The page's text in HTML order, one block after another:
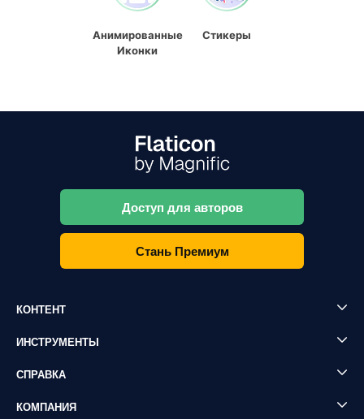
Анимированные
Иконки
Стикеры
Доступ для авторов
Стань Премиум
КОНТЕНТ
ИНСТРУМЕНТЫ
СПРАВКА
КОМПАНИЯ